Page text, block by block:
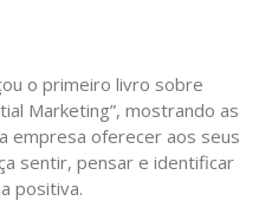
o primeiro livro sobre
Marketing”, mostrando as
empresa oferecer aos seus
sentir, pensar e identificar
positiva.